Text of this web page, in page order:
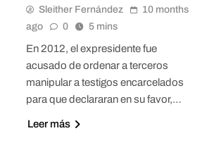
Sleither Fernández
10 months
ago
0 5 mins
En 2012, el expresidente fue
acusado de ordenar a terceros
manipular a testigos encarcelados
para que declararan en su favor,…
Leer más